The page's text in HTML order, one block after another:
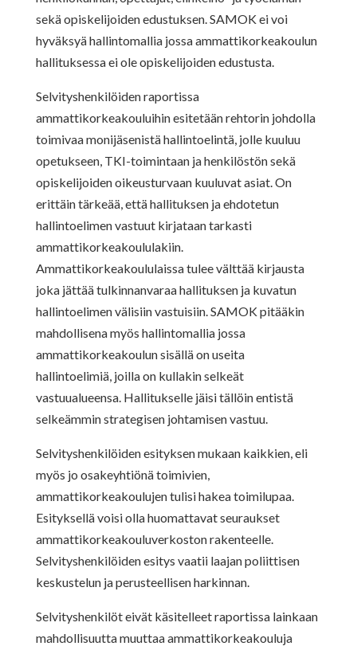
sekä opiskelijoiden edustuksen. SAMOK ei voi
hyväksyä hallintomallia jossa ammattikorkeakoulun
hallituksessa ei ole opiskelijoiden edustusta.
Selvityshenkilöiden raportissa
ammattikorkeakouluihin esitetään rehtorin johdolla
toimivaa monijäsenistä hallintoelintä, jolle kuuluu
opetukseen, TKI-toimintaan ja henkilöstön sekä
opiskelijoiden oikeusturvaan kuuluvat asiat. On
erittäin tärkeää, että hallituksen ja ehdotetun
hallintoelimen vastuut kirjataan tarkasti
ammattikorkeakoululakiin.
Ammattikorkeakoululaissa tulee välttää kirjausta
joka jättää tulkinnanvaraa hallituksen ja kuvatun
hallintoelimen välisiin vastuisiin. SAMOK pitääkin
mahdollisena myös hallintomallia jossa
ammattikorkeakoulun sisällä on useita
hallintoelimiä, joilla on kullakin selkeät
vastuualueensa. Hallitukselle jäisi tällöin entistä
selkeämmin strategisen johtamisen vastuu.
Selvityshenkilöiden esityksen mukaan kaikkien, eli
myös jo osakeyhtiönä toimivien,
ammattikorkeakoulujen tulisi hakea toimilupaa.
Esityksellä voisi olla huomattavat seuraukset
ammattikorkeakouluverkoston rakenteelle.
Selvityshenkilöiden esitys vaatii laajan poliittisen
keskustelun ja perusteellisen harkinnan.
Selvityshenkilöt eivät käsitelleet raportissa lainkaan
mahdollisuutta muuttaa ammattikorkeakouluja